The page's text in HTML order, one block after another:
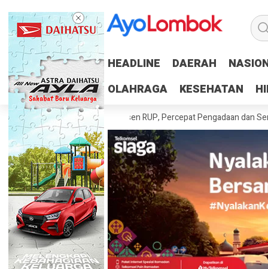
HEADLINE DAERAH
OLAHRAGA
KESEHATAN
HEADLINE DAERAH
OLAHRAGA
KESEHATAN
Tuntaskan 100 Persen RUP, Percepat Pengadaan dan Serapan